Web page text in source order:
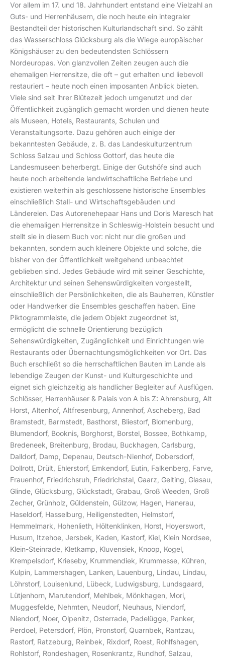
Vor allem im 17. und 18. Jahrhundert entstand eine Vielzahl an
Guts- und Herrenhäusern, die noch heute ein integraler
Bestandteil der historischen Kulturlandschaft sind. So zählt
das Wasserschloss Glücksburg als die Wiege europäischer
Königshäuser zu den bedeutendsten Schlössern
Nordeuropas. Von glanzvollen Zeiten zeugen auch die
ehemaligen Herrensitze, die oft – gut erhalten und liebevoll
restauriert – heute noch einen imposanten Anblick bieten.
Viele sind seit ihrer Blütezeit jedoch umgenutzt und der
Öffentlichkeit zugänglich gemacht worden und dienen heute
als Museen, Hotels, Restaurants, Schulen und
Veranstaltungsorte. Dazu gehören auch einige der
bekanntesten Gebäude, z. B. das Landeskulturzentrum
Schloss Salzau und Schloss Gottorf, das heute die
Landesmuseen beherbergt. Einige der Gutshöfe sind auch
heute noch arbeitende landwirtschaftliche Betriebe und
existieren weiterhin als geschlossene historische Ensembles
einschließlich Stall- und Wirtschaftsgebäuden und
Ländereien. Das Autorenehepaar Hans und Doris Maresch hat
die ehemaligen Herrensitze in Schleswig-Holstein besucht und
stellt sie in diesem Buch vor: nicht nur die großen und
bekannten, sondern auch kleinere Objekte und solche, die
bisher von der Öffentlichkeit weitgehend unbeachtet
geblieben sind. Jedes Gebäude wird mit seiner Geschichte,
Architektur und seinen Sehenswürdigkeiten vorgestellt,
einschließlich der Persönlichkeiten, die als Bauherren, Künstler
oder Handwerker die Ensembles geschaffen haben. Eine
Piktogrammleiste, die jedem Objekt zugeordnet ist,
ermöglicht die schnelle Orientierung bezüglich
Sehenswürdigkeiten, Zugänglichkeit und Einrichtungen wie
Restaurants oder Übernachtungsmöglichkeiten vor Ort. Das
Buch erschließt so die herrschaftlichen Bauten im Lande als
lebendige Zeugen der Kunst- und Kulturgeschichte und
eignet sich gleichzeitig als handlicher Begleiter auf Ausflügen.
Schlösser, Herrenhäuser & Palais von A bis Z: Ahrensburg, Alt
Horst, Altenhof, Altfresenburg, Annenhof, Ascheberg, Bad
Bramstedt, Barmstedt, Basthorst, Bliestorf, Blomenburg,
Blumendorf, Booknis, Borghorst, Borstel, Bossee, Bothkamp,
Bredeneek, Breitenburg, Brodau, Buckhagen, Carlsburg,
Dalldorf, Damp, Depenau, Deutsch-Nienhof, Dobersdorf,
Dollrott, Drült, Ehlerstorf, Emkendorf, Eutin, Falkenberg, Farve,
Frauenhof, Friedrichsruh, Friedrichstal, Gaarz, Gelting, Glasau,
Glinde, Glücksburg, Glückstadt, Grabau, Groß Weeden, Groß
Zecher, Grünholz, Güldenstein, Gülzow, Hagen, Hanerau,
Haseldorf, Hasselburg, Heiligenstedten, Helmstorf,
Hemmelmark, Hohenlieth, Höltenklinken, Horst, Hoyerswort,
Husum, Itzehoe, Jersbek, Kaden, Kastorf, Kiel, Klein Nordsee,
Klein-Steinrade, Kletkamp, Kluvensiek, Knoop, Kogel,
Krempelsdorf, Krieseby, Krummendiek, Krummesse, Kühren,
Kulpin, Lammershagen, Lanken, Lauenburg, Lindau, Lindau,
Löhrstorf, Louisenlund, Lübeck, Ludwigsburg, Lundsgaard,
Lütjenhorn, Marutendorf, Mehlbek, Mönkhagen, Mori,
Muggesfelde, Nehmten, Neudorf, Neuhaus, Niendorf,
Niendorf, Noer, Olpenitz, Osterrade, Padelügge, Panker,
Perdoel, Petersdorf, Plön, Pronstorf, Quarnbek, Rantzau,
Rastorf, Ratzeburg, Reinbek, Rixdorf, Roest, Rohlfshagen,
Rohlstorf, Rondeshagen, Rosenkrantz, Rundhof, Salzau,